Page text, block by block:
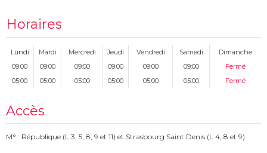
Horaires
Lundi Mardi Mercredi Jeudi Vendredi Samedi
Dimanche
09:00
09:00 09:00 09:00 09:00 09:00
Fermé
05:00
05:00 05:00 05:00 05:00 05:00 Fermé
Accès
M° : République (L 3, 5, 8, 9 et 11) et Strasbourg Saint Denis (L 4, 8 et 9)